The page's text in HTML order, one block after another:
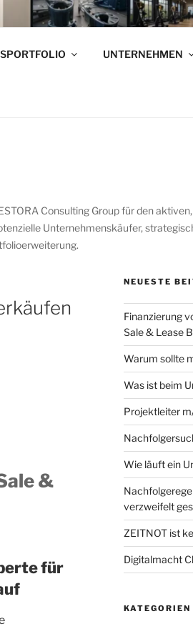
UNTERNEHMEN
Consulting Group für den
Unternehmenskäufer,
&
für
NEUESTE
Finanzierung
Sale & Lease
Warum sollte
Was ist beim
Projektleiter
Wie läuft ein
verzweifelt
ZEITNOT ist
Digitalmacht
KATEGORIEN